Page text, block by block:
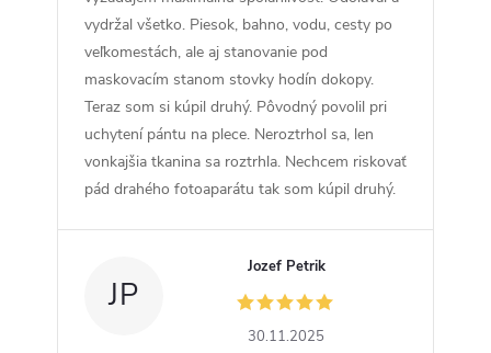
vydržal všetko. Piesok, bahno, vodu, cesty po
veľkomestách, ale aj stanovanie pod
maskovacím stanom stovky hodín dokopy.
Teraz som si kúpil druhý. Pôvodný povolil pri
uchytení pántu na plece. Neroztrhol sa, len
vonkajšia tkanina sa roztrhla. Nechcem riskovať
pád drahého fotoaparátu tak som kúpil druhý.
JP
Jozef Petrik
30.11.2025